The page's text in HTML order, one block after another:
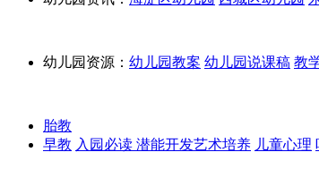
幼儿园资源： 幼儿园教案 幼儿园说课稿 教
胎教
早教 入园必读 潜能开发艺术培养 儿童心理